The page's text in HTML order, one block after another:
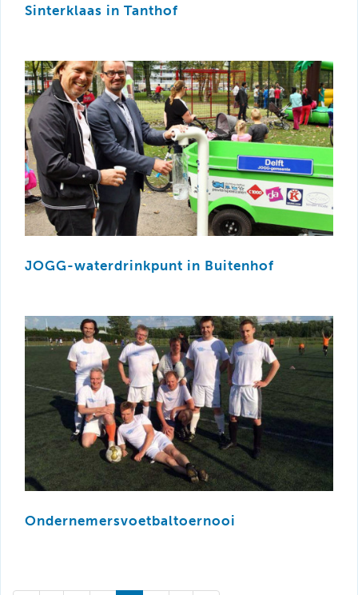
Sinterklaas in Tanthof
JOGG-waterdrinkpunt in Buitenhof
Ondernemersvoetbaltoernooi